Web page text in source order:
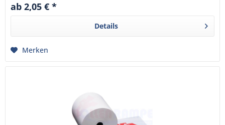
ab 2,05 € *
Details
Merken